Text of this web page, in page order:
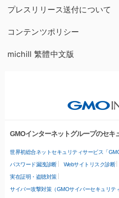
プレスリリース送付について
コンテンツポリシー
michill 繁體中文版
GMOインターネットグループのセキ
世界初総合ネットセキュリティサービス「
パスワード漏洩診断 Webサイトリスク診断
実在証明・盗聴対策
サイバー攻撃対策（GMOサイバーセキュリテ